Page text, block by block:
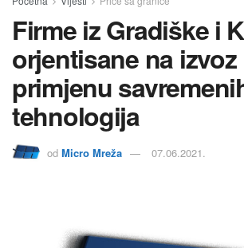
Firme iz Gradiške i
orjentisane na izvoz
primjenu
tehnologija
od Micro Mreža 07.06.2021.